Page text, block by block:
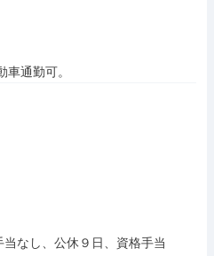
通勤可。
当なし、公休９日、資格手当